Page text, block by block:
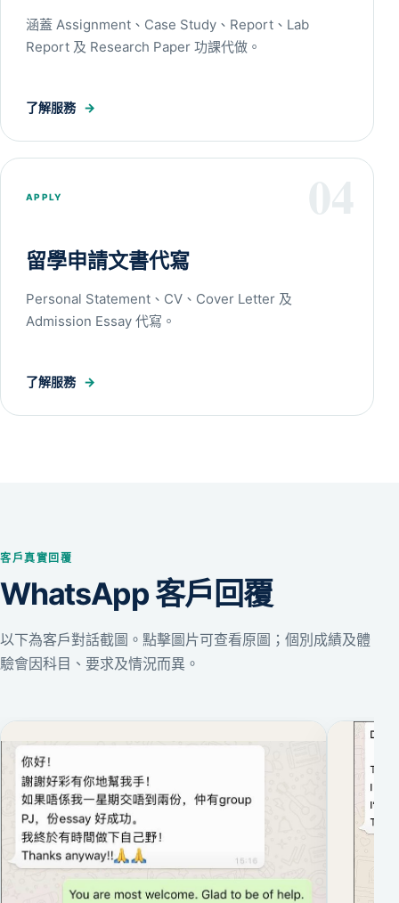
涵蓋 Assignment、Case Study、Report、Lab
Report 及 Research Paper 功課代做。
了解服務 →
APPLY
留學申請文書代寫
Personal Statement、CV、Cover Letter 及
Admission Essay 代寫。
了解服務 →
客戶真實回覆
WhatsApp 客戶回覆
以下為客戶對話截圖。點擊圖片可查看原圖；個別成績及體
驗會因科目、要求及情況而異。